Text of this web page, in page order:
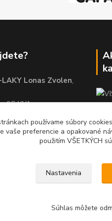
LAKY Lonas Zvolen,
9542/1
používame súbory
vaše preferencie a opakované
použitím VŠETKÝCH
Nastavenia
Súhlas môžete